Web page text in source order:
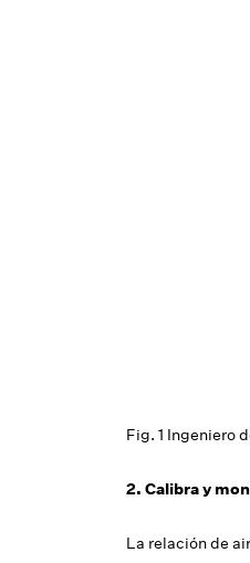
Fig. 1 Ingeniero
2. Calibra y
La relación de